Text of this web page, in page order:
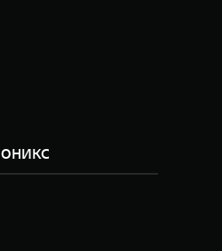
ОНИКС